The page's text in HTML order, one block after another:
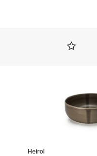
Heirol